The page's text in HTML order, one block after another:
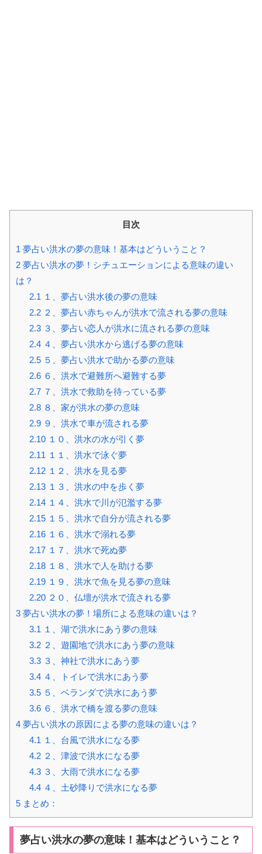
目次
1 夢占い洪水の夢の意味！基本はどういうこと？
2 夢占い洪水の夢！シチュエーションによる意味の違い
は？
2.1 １、夢占い洪水後の夢の意味
2.2２、夢占い赤ちゃんが洪水で流される夢の意味
2.3３、夢占い恋人が洪水に流される夢の意味
2.4４、夢占い洪水から逃げる夢の意味
2.5５、夢占い洪水で助かる夢の意味
2.6６、洪水で避難所へ避難する夢
2.7７、洪水で救助を待っている夢
2.8８、家が洪水の夢の意味
2.9９、洪水で車が流される夢
2.10１０、洪水の水が引く夢
2.11 １１、洪水で泳ぐ夢
2.12１２、洪水を見る夢
2.13１３、洪水の中を歩く夢
2.14１４、洪水で川が氾濫する夢
2.15１５、洪水で自分が流される夢
2.16１６、洪水で溺れる夢
2.17１７、洪水で死ぬ夢
2.18１８、洪水で人を助ける夢
2.19１９、洪水で魚を見る夢の意味
2.20２０、仏壇が洪水で流される夢
3 夢占い洪水の夢！場所による意味の違いは？
3.1 １、湖で洪水にあう夢の意味
3.2２、遊園地で洪水にあう夢の意味
3.3３、神社で洪水にあう夢
3.4４、トイレで洪水にあう夢
3.5５、ベランダで洪水にあう夢
3.6６、洪水で橋を渡る夢の意味
4 夢占い洪水の原因による夢の意味の違いは？
4.1 １、台風で洪水になる夢
4.2２、津波で洪水になる夢
4.3３、大雨で洪水になる夢
4.4４、土砂降りで洪水になる夢
5 まとめ：
夢占い洪水の夢の意味！基本はどういうこと？